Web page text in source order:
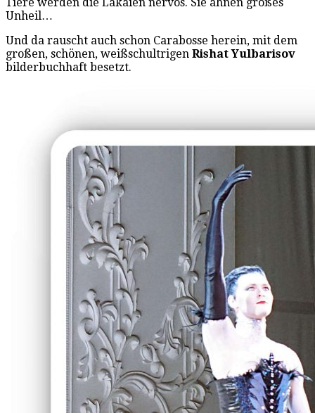
Unheil…
Und da rauscht auch schon Carabosse herein, mit dem
großen, schönen, weißschultrigen Rishat Yulbarisov
bilderbuchhaft besetzt.